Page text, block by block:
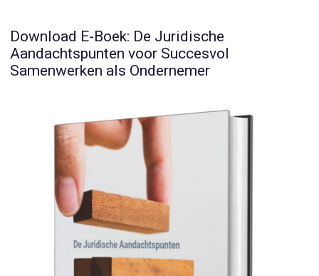
Download E-Boek: De Juridische
Aandachtspunten voor Succesvol
Samenwerken als Ondernemer